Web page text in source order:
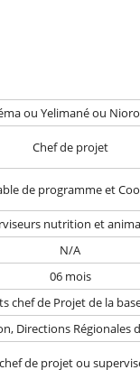
ou Yelimané ou
Chef de projet
de programme et
nutrition et
N/A
06 mois
de Projet de la
Directions Régionales
de projet ou